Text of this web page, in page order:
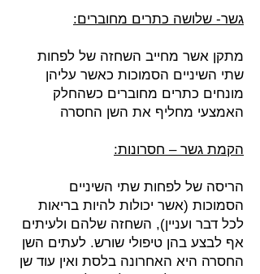
גשר- שלושה כתרים מחוברים:
מתקן אשר מחייב השחזה של לפחות
שתי השיניים הסמוכות כאשר עליהן
מונחים כתרים מחוברים כשהחלק
האמצעי מחליף את השן החסרה
הקמת גשר – חסרונות:
הריסה של לפחות שתי השיניים
הסמוכות (אשר יכולות להיות בריאות
לכל דבר ועניין), השחזה שלהם ולעיתים
אף לבצע בהן טיפולי שורש. לעתים השן
החסרה היא האחרונה בלסת ואין עוד שן